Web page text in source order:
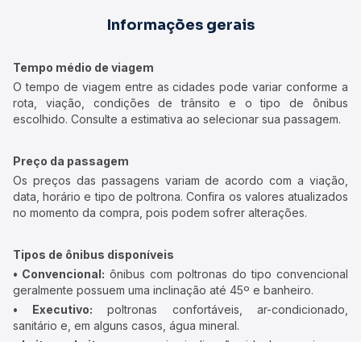
Informações gerais
Tempo médio de viagem
O tempo de viagem entre as cidades pode variar conforme a
rota, viação, condições de trânsito e o tipo de ônibus
escolhido. Consulte a estimativa ao selecionar sua passagem.
Preço da passagem
Os preços das passagens variam de acordo com a viação,
data, horário e tipo de poltrona. Confira os valores atualizados
no momento da compra, pois podem sofrer alterações.
Tipos de ônibus disponíveis
• Convencional: ônibus com poltronas do tipo convencional
geralmente possuem uma inclinação até 45º e banheiro.
• Executivo: poltronas confortáveis, ar-condicionado,
sanitário e, em alguns casos, água mineral.